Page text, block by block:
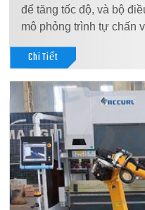
để tăng tốc độ, và bộ
mô phỏng trình tự chấn
Chi Tiết